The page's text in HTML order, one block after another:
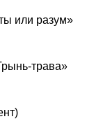
или разум»
трава»